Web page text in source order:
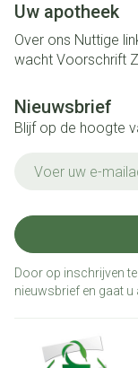
Uw apotheek
Over ons Nuttige
wacht Voorschrift
Nieuwsbrief
Blijf op de hoogte
Door op inschrijven
nieuwsbrief en gaat